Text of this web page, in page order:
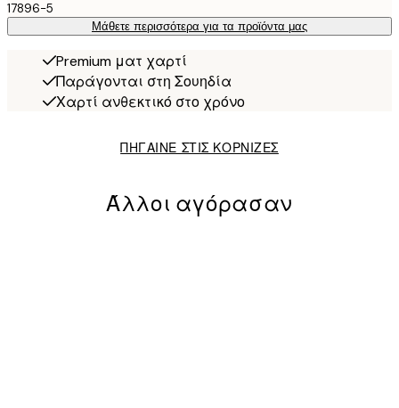
17896-5
Μάθετε περισσότερα για τα προϊόντα μας
Premium ματ χαρτί
Παράγονται στη Σουηδία
Χαρτί ανθεκτικό στο χρόνο
ΠΗΓΑΙΝΕ ΣΤΙΣ ΚΟΡΝΙΖΕΣ
Άλλοι αγόρασαν